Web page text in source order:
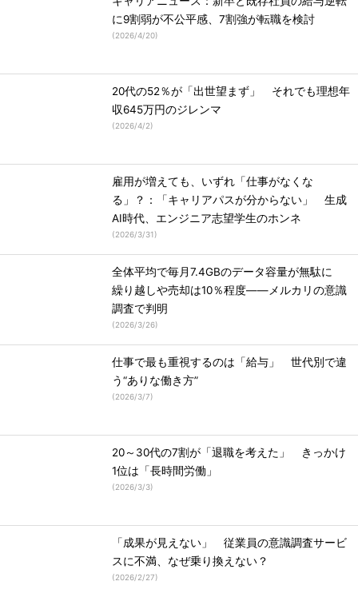
に9割弱が不公平感、7割強が転職を検討
(2026/4/20)
20代の52％が「出世望まず」 それでも理想年
収645万円のジレンマ
(2026/4/2)
雇用が増えても、いずれ「仕事がなくな
る」？：「キャリアパスが分からない」 生成
AI時代、エンジニア志望学生のホンネ
(2026/3/31)
全体平均で毎月7.4GBのデータ容量が無駄に
繰り越しや売却は10％程度――メルカリの意識
調査で判明
(2026/3/26)
仕事で最も重視するのは「給与」 世代別で違
う“ありな働き方”
(2026/3/7)
20～30代の7割が「退職を考えた」 きっかけ
1位は「長時間労働」
(2026/3/3)
「成果が見えない」 従業員の意識調査サービ
スに不満、なぜ乗り換えない？
(2026/2/27)